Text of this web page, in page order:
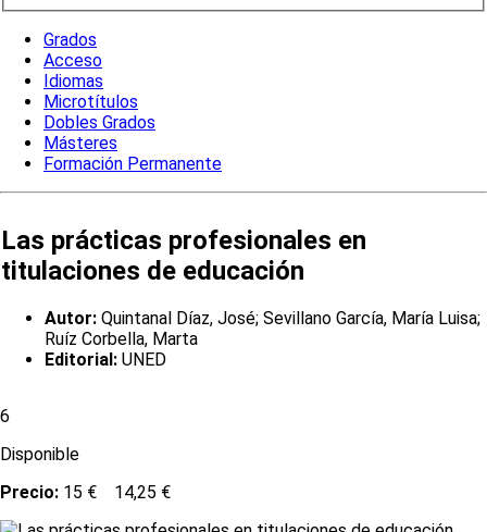
Grados
Acceso
Idiomas
Microtítulos
Dobles Grados
Másteres
Formación Permanente
Las prácticas profesionales en
titulaciones de educación
Autor: Quintanal Díaz, José; Sevillano García, María Luisa;
Ruíz Corbella, Marta
Editorial: UNED
6
Disponible
Precio: 15 € 14,25 €